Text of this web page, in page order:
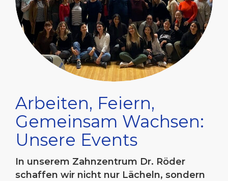
Arbeiten, Feiern,
Gemeinsam Wachsen:
Unsere Events
In unserem Zahnzentrum Dr. Röder
schaffen wir nicht nur Lächeln, sondern